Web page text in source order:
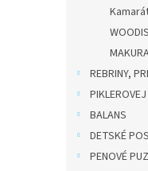
REBRINY,
BALANS
DETSKÉ
PENOVÉ